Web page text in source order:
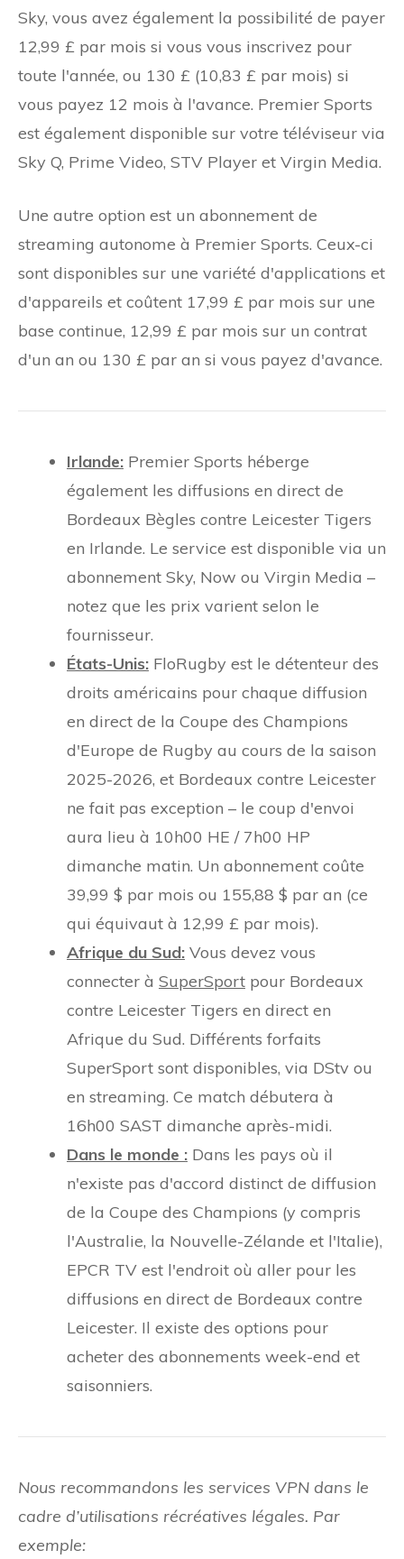
Sky, vous avez également la possibilité de payer
12,99 £ par mois si vous vous inscrivez pour
toute l'année, ou 130 £ (10,83 £ par mois) si
vous payez 12 mois à l'avance. Premier Sports
est également disponible sur votre téléviseur via
Sky Q, Prime Video, STV Player et Virgin Media.
Une autre option est un abonnement de
streaming autonome à Premier Sports. Ceux-ci
sont disponibles sur une variété d'applications et
d'appareils et coûtent 17,99 £ par mois sur une
base continue, 12,99 £ par mois sur un contrat
d'un an ou 130 £ par an si vous payez d'avance.
Irlande: Premier Sports héberge
également les diffusions en direct de
Bordeaux Bègles contre Leicester Tigers
en Irlande. Le service est disponible via un
abonnement Sky, Now ou Virgin Media –
notez que les prix varient selon le
fournisseur.
États-Unis: FloRugby est le détenteur des
droits américains pour chaque diffusion
en direct de la Coupe des Champions
d'Europe de Rugby au cours de la saison
2025-2026, et Bordeaux contre Leicester
ne fait pas exception – le coup d'envoi
aura lieu à 10h00 HE / 7h00 HP
dimanche matin. Un abonnement coûte
39,99 $ par mois ou 155,88 $ par an (ce
qui équivaut à 12,99 £ par mois).
Afrique du Sud: Vous devez vous
connecter à SuperSport pour Bordeaux
contre Leicester Tigers en direct en
Afrique du Sud. Différents forfaits
SuperSport sont disponibles, via DStv ou
en streaming. Ce match débutera à
16h00 SAST dimanche après-midi.
Dans le monde : Dans les pays où il
n'existe pas d'accord distinct de diffusion
de la Coupe des Champions (y compris
l'Australie, la Nouvelle-Zélande et l'Italie),
EPCR TV est l'endroit où aller pour les
diffusions en direct de Bordeaux contre
Leicester. Il existe des options pour
acheter des abonnements week-end et
saisonniers.
Nous recommandons les services VPN dans le
cadre d’utilisations récréatives légales. Par
exemple: